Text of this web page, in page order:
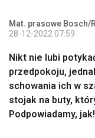
Mat. prasowe Bosch/
28-12-2022 07:59
Nikt nie lubi
przedpokoju,
schowania ich w
stojak na buty,
Podpowiadamy, jak!